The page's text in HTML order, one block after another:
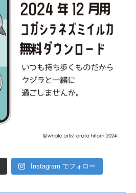
Instagram でフォロー